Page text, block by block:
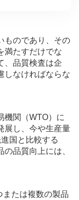
ものであり、その
満たすだけでな
、品質検査は企
しなければならな
機関（WTO）に
展し、今や生産量
国と比較する
品質向上には、
たは複数の製品